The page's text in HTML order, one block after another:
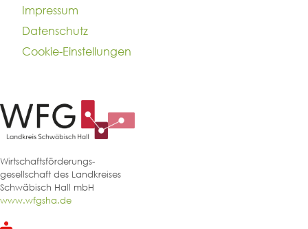
Impressum
Datenschutz
Cookie-Einstellungen
Wirtschaftsförderungs-
gesellschaft des Landkreises
Schwäbisch Hall mbH
www.wfgsha.de